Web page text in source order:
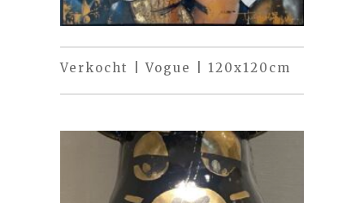
Verkocht | Vogue | 120x120cm